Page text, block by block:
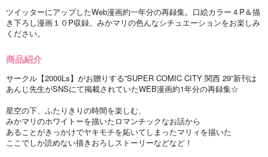
ツイッターにアップしたWeb漫画約一年分の再録集。口絵カラー４P＆描
き下ろし漫画１０P収録。みかマリの色んなシチュエーションをお楽しみ
ください。
商品紹介
サークル【2000Ls】がお贈りする”SUPER COMIC CITY 関西 29”新刊は
あんじ先生がSNSにて掲載されていたWEB漫画約1年分の再録集☆
星空の下、ふたりきりの時間を楽しむ、
みかマリのホワイトーを描いたロマンチックなお話から
あることがきっかけでヤキモチを妬いてしまったマリィを描いた
ここでしか読めない描きおろしストーリーなどなど！